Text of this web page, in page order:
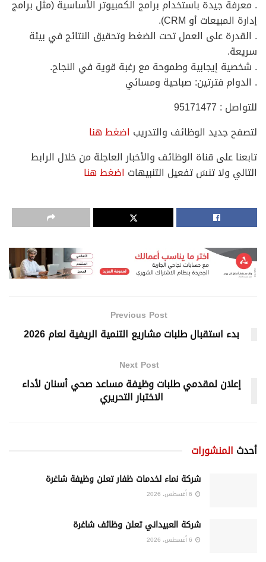
. معرفة جيدة باستخدام برامج الكمبيوتر الأساسية (مثل برامج
إدارة المبيعات أو CRM).
. القدرة على العمل تحت الضغط وتحقيق النتائج في بيئة
سريعة.
. شخصية إيجابية وطموحة مع رغبة قوية في النجاح.
. الدوام فترتين: صباحية ومسائي
للتواصل : 95171477
لتصفح جديد الوظائف والتدريب اضغط هنا
تابعنا على قناة الوظائف والأخبار العاجلة من خلال الرابط
التالي ولا تنسَ تفعيل التنبيهات اضغط هنا
Previous Post
بدء استقبال طلبات مشاريع التنمية الريفية لعام 2026
Next Post
إعلان لمقدمي طلبات وظيفة مساعد صحي أسنان لأداء
الاختبار التحريري
أحدث المنشورات
شركة نماء لخدمات ظفار تعلن وظيفة شاغرة
شركة العبيداني تعلن وظائف شاغرة